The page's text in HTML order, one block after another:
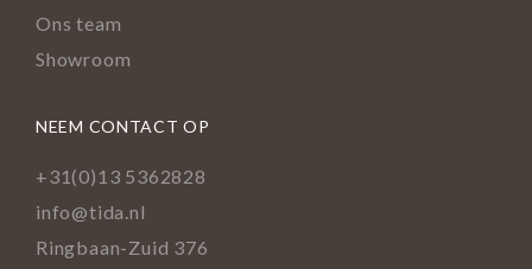
Ons team
Showroom
NEEM CONTACT OP
+31(0)13 5362828
info@tida.nl
Ringbaan-Zuid 376